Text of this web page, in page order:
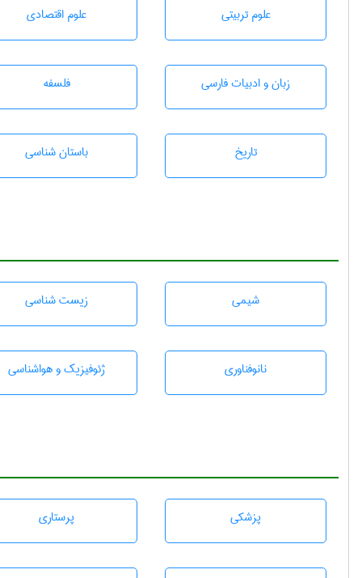
علوم تربيتی علوم اقتصادی
زبان و ادبيات فارسی فلسفه
تاريخ باستان شناسی
شيمی زيست شناسی
نانوفناوری ژئوفيزيك و هواشناسی
پزشكی پرستاری